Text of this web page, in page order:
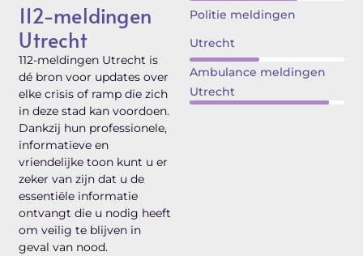
112-meldingen
Utrecht
112-meldingen Utrecht is
dé bron voor updates over
elke crisis of ramp die zich
in deze stad kan voordoen.
Dankzij hun professionele,
informatieve en
vriendelijke toon kunt u er
zeker van zijn dat u de
essentiële informatie
ontvangt die u nodig heeft
om veilig te blijven in
geval van nood.
Politie meldingen
Utrecht
Ambulance meldingen
Utrecht